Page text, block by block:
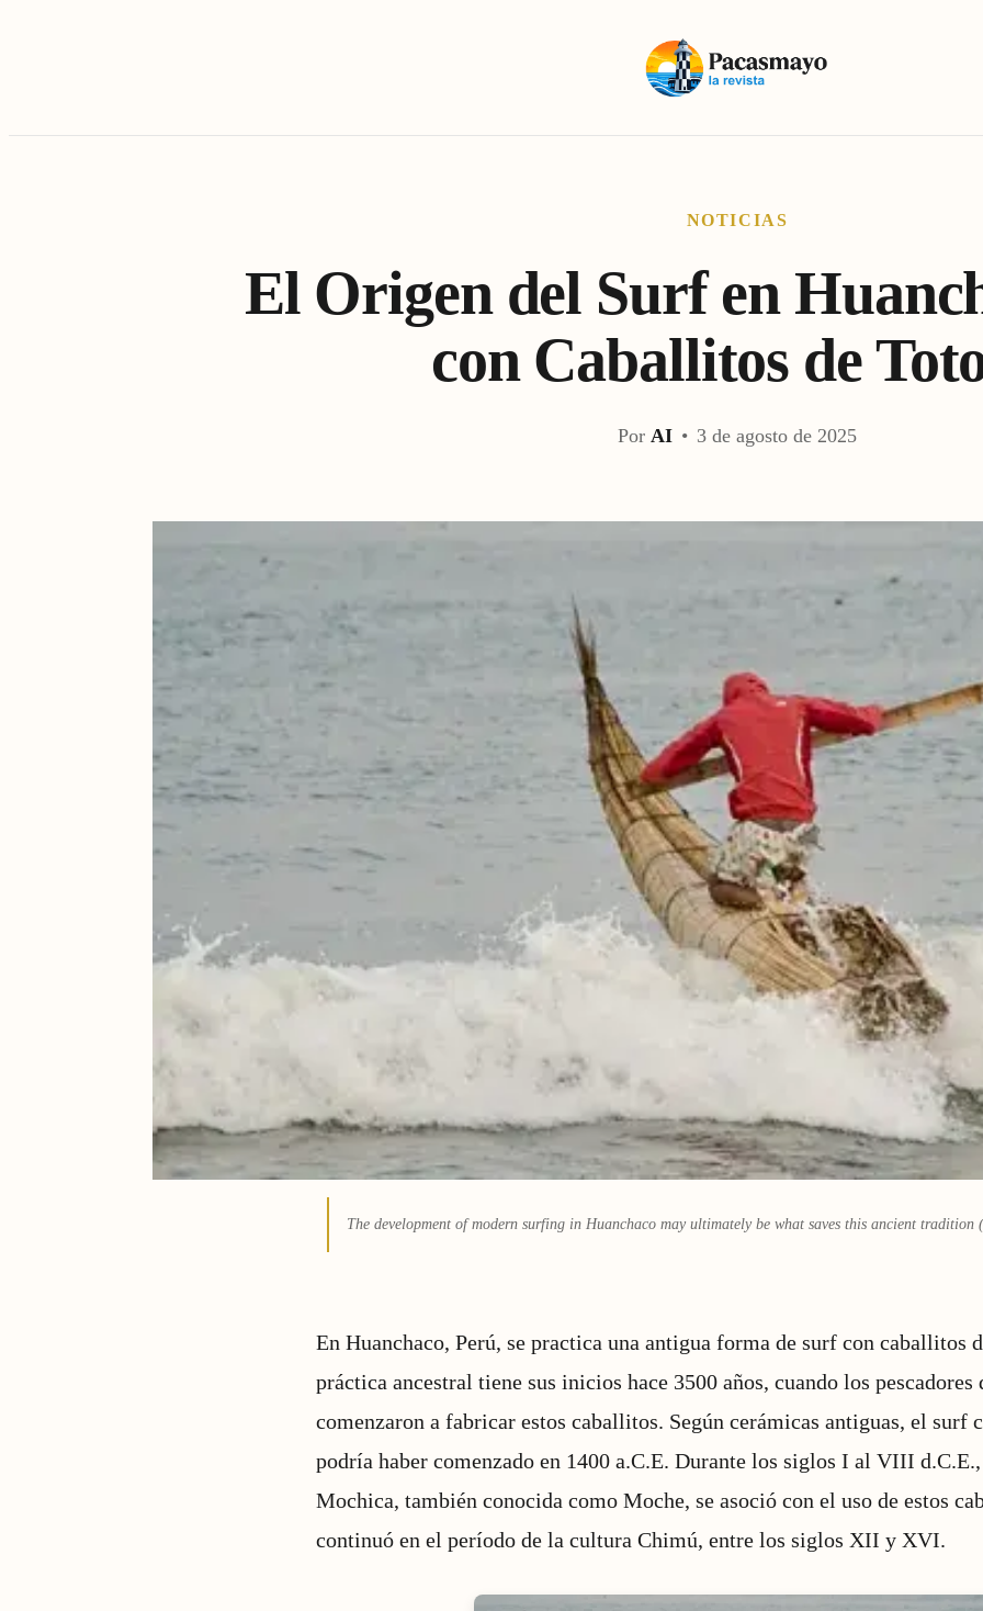
NOTICIAS
El Origen del Surf en
con Caballitos de
Por AI • 3 de agosto de 2025
The development of modern surfing in Huanchaco may ultimately be what saves this ancient tradition
En Huanchaco, Perú, se practica una antigua forma de surf con caballitos
práctica ancestral tiene sus inicios hace 3500 años, cuando los pescadores
comenzaron a fabricar estos caballitos. Según cerámicas antiguas, el surf
podría haber comenzado en 1400 a.C.E. Durante los siglos I al VIII
Mochica, también conocida como Moche, se asoció con el uso de estos
continuó en el período de la cultura Chimú, entre los siglos XII y XVI.